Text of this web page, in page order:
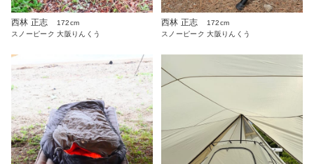
西林 正志
172cm
スノーピーク 大阪りんくう
西林 正志
172cm
スノーピーク 大阪りんくう